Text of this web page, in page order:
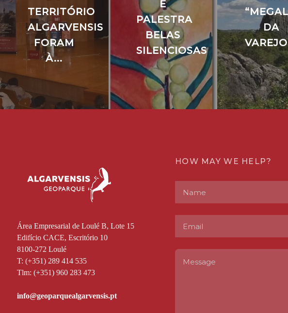
TERRITÓRIO
ALGARVENSIS
FORAM
À...
E
PALESTRA
BELAS
SILENCIOSAS
DA
Área Empresarial de Loulé B, Lote 15
Edifício CACE, Escritório 10
8100-272 Loulé
T: (+351) 289 414 535
Tlm: (+351) 960 283 473
HOW MAY WE HELP?